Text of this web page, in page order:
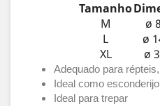
Tamanho
M
ø
L
ø
XL
ø
Adequado para
Ideal como esconderijo
Ideal para trepar